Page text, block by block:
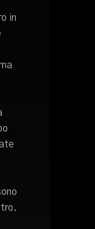
in